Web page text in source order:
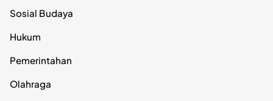
Sosial Budaya
Hukum
Pemerintahan
Olahraga